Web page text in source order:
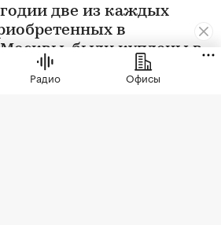
две из каждых
в
Москвы, были куплены в
трешек ипотечных
а среди
Радио Офисы